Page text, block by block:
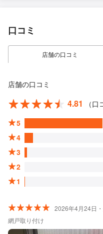
口コミ
店舗の口コミ
店舗の口コミ
4.81
（
5
4
3
2
1
2026年4月24日
網戸取り付け